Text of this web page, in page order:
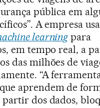
pública em
A empresa
learningpara
em tempo real, a
das milhões de
“A
aprendem de
dos dados,